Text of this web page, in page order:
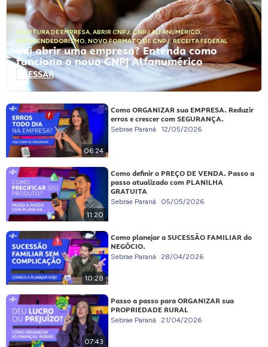
ABERTURA DE EMPRESA, ABRIR CNPJ,CNPJ ALFANUMÉRICO,
EMPREENDEDORISMO, NOVO FORMATO DE CNPJ,RECEITA FEDERAL
Vai abrir uma empresa? Entenda como
funciona o novo CNPJ Alfanumérico
ACESSAR
06:24
Como ORGANIZAR sua EMPRESA. Reduzir
erros e crescer com SEGURANÇA.
Sebrae Paraná 12/05/2026
11:20
Como definir o PREÇO DE VENDA. Passo a
passo atualizado com PLANILHA
GRATUITA
Sebrae Paraná 05/05/2026
10:28
Como planejar a SUCESSÃO FAMILIAR do
NEGÓCIO.
Sebrae Paraná 28/04/2026
07:43
Passo a passo para ORGANIZAR sua
PROPRIEDADE RURAL
Sebrae Paraná 21/04/2026